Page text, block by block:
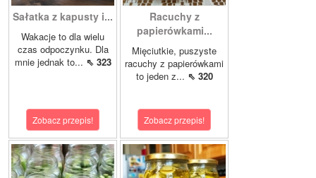
Sałatka z kapusty i...
Wakacje to dla wielu
czas odpoczynku. Dla
mnie jednak to... ⇖ 323
Zobacz przepis!
Racuchy z
papierówkami...
Mięciutkie, puszyste
racuchy z papierówkami
to jeden z... ⇖ 320
Zobacz przepis!